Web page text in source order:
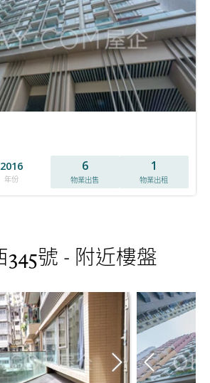
2016
年份
6
物業出售
1
物業出租
號 - 附近樓盤